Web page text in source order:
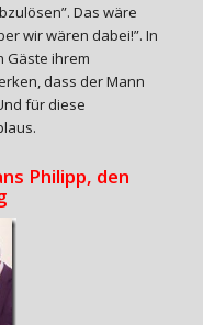
Das wäre
wir wären dabei!”. In
Gäste ihrem
dass der Mann
für diese
Philipp, den